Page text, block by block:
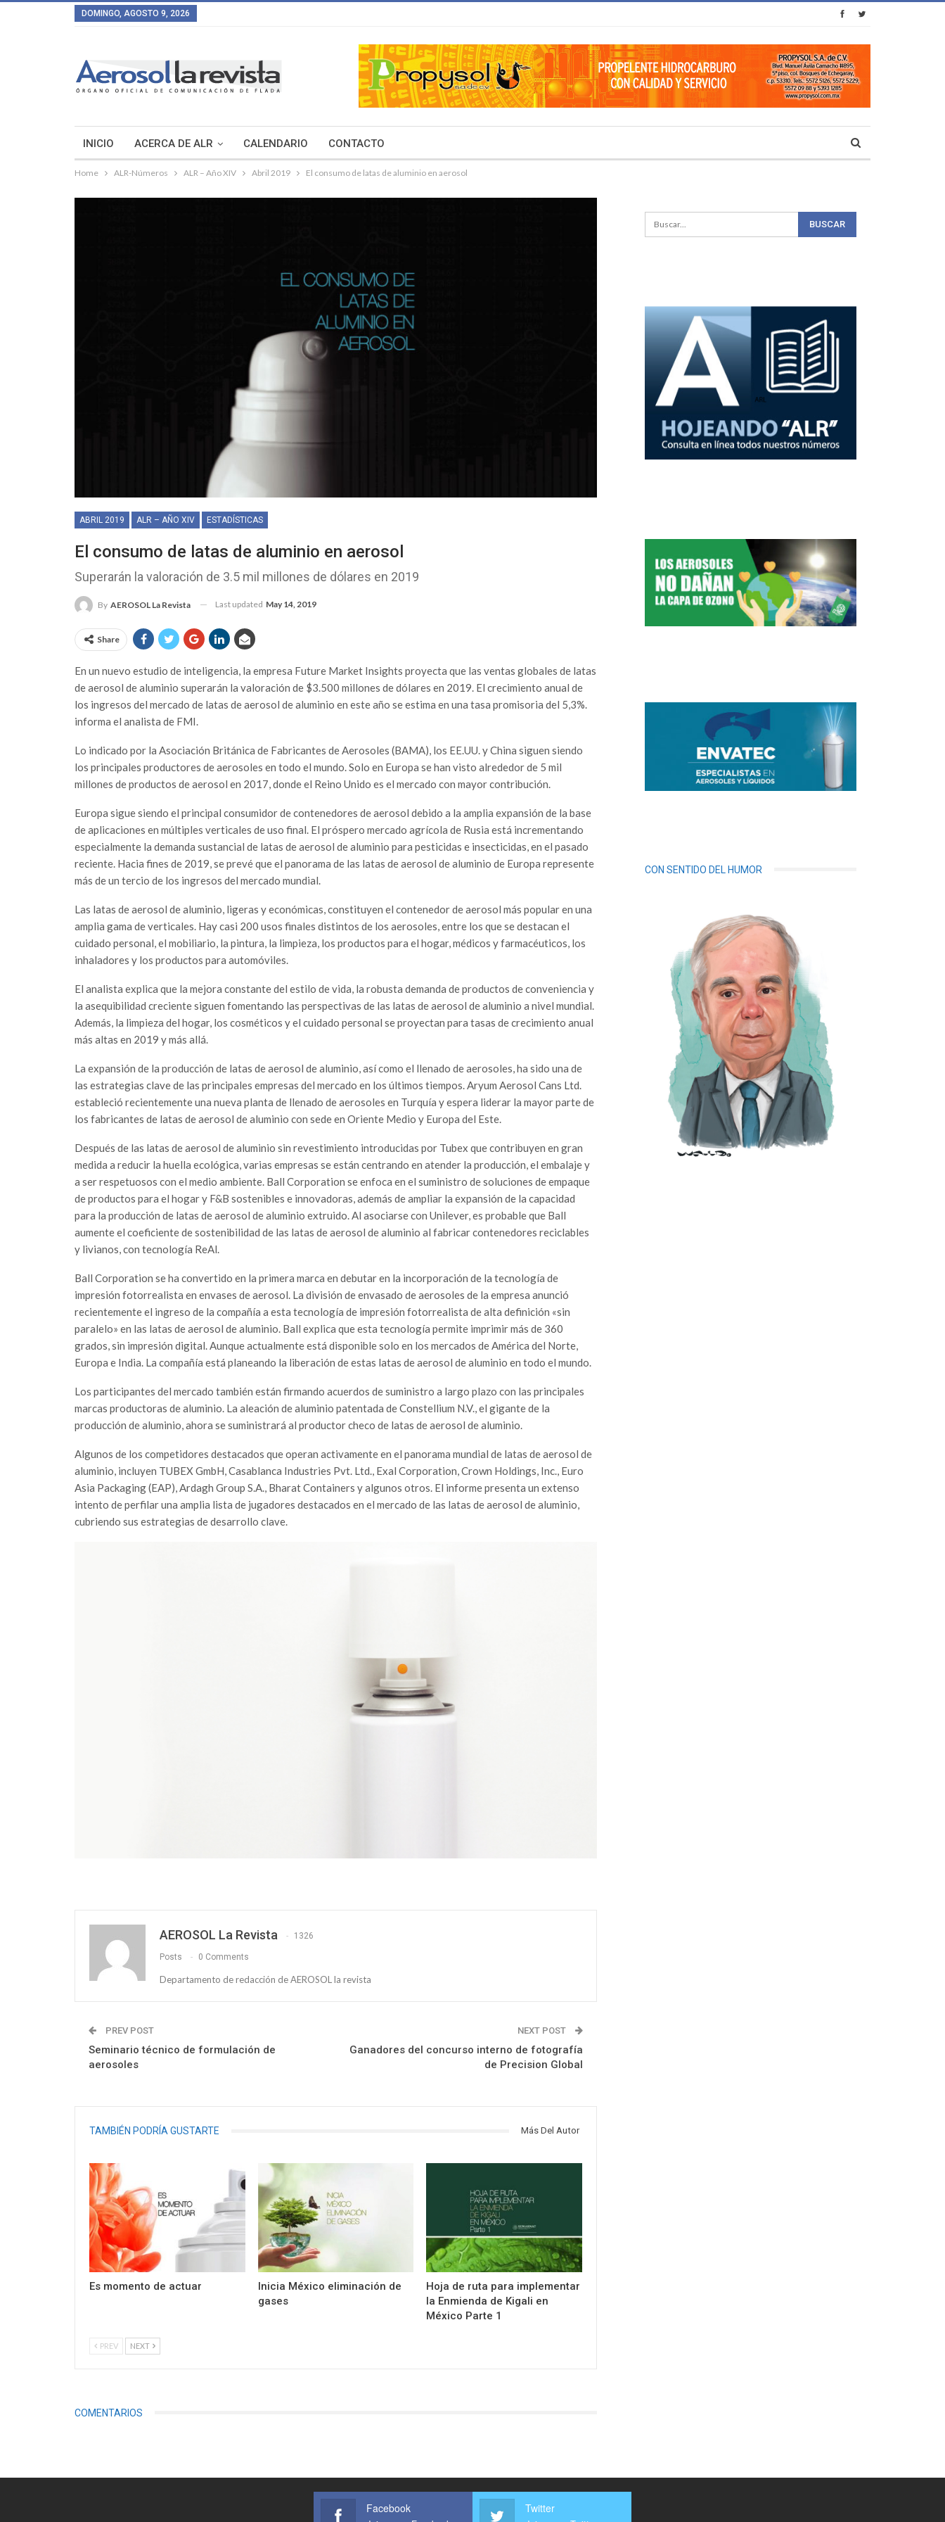
DOMINGO, AGOSTO 9, 2026
INICIO ACERCA DE ALR CALENDARIO CONTACTO
Home ALR-Números ALR – Año XIV Abril 2019 El consumo de latas de aluminio en aerosol
ABRIL 2019 ALR – AÑO XIV ESTADÍSTICAS
El consumo de latas de aluminio en aerosol
Superarán la valoración de 3.5 mil millones de dólares en 2019
By AEROSOL La Revista Last updated May 14, 2019
Share
En un nuevo estudio de inteligencia, la empresa Future Market Insights proyecta que las ventas globales de latas
de aerosol de aluminio superarán la valoración de $3.500 millones de dólares en 2019. El crecimiento anual de
los ingresos del mercado de latas de aerosol de aluminio en este año se estima en una tasa promisoria del 5,3%.
informa el analista de FMI.
Lo indicado por la Asociación Británica de Fabricantes de Aerosoles (BAMA), los EE.UU. y China siguen siendo
los principales productores de aerosoles en todo el mundo. Solo en Europa se han visto alrededor de 5 mil
millones de productos de aerosol en 2017, donde el Reino Unido es el mercado con mayor contribución.
Europa sigue siendo el principal consumidor de contenedores de aerosol debido a la amplia expansión de la base
de aplicaciones en múltiples verticales de uso final. El próspero mercado agrícola de Rusia está incrementando
especialmente la demanda sustancial de latas de aerosol de aluminio para pesticidas e insecticidas, en el pasado
reciente. Hacia fines de 2019, se prevé que el panorama de las latas de aerosol de aluminio de Europa represente
más de un tercio de los ingresos del mercado mundial.
Las latas de aerosol de aluminio, ligeras y económicas, constituyen el contenedor de aerosol más popular en una
amplia gama de verticales. Hay casi 200 usos finales distintos de los aerosoles, entre los que se destacan el
cuidado personal, el mobiliario, la pintura, la limpieza, los productos para el hogar, médicos y farmacéuticos, los
inhaladores y los productos para automóviles.
El analista explica que la mejora constante del estilo de vida, la robusta demanda de productos de conveniencia y
la asequibilidad creciente siguen fomentando las perspectivas de las latas de aerosol de aluminio a nivel mundial.
Además, la limpieza del hogar, los cosméticos y el cuidado personal se proyectan para tasas de crecimiento anual
más altas en 2019 y más allá.
La expansión de la producción de latas de aerosol de aluminio, así como el llenado de aerosoles, ha sido una de
las estrategias clave de las principales empresas del mercado en los últimos tiempos. Aryum Aerosol Cans Ltd.
estableció recientemente una nueva planta de llenado de aerosoles en Turquía y espera liderar la mayor parte de
los fabricantes de latas de aerosol de aluminio con sede en Oriente Medio y Europa del Este.
Después de las latas de aerosol de aluminio sin revestimiento introducidas por Tubex que contribuyen en gran
medida a reducir la huella ecológica, varias empresas se están centrando en atender la producción, el embalaje y
a ser respetuosos con el medio ambiente. Ball Corporation se enfoca en el suministro de soluciones de empaque
de productos para el hogar y F&B sostenibles e innovadoras, además de ampliar la expansión de la capacidad
para la producción de latas de aerosol de aluminio extruido. Al asociarse con Unilever, es probable que Ball
aumente el coeficiente de sostenibilidad de las latas de aerosol de aluminio al fabricar contenedores reciclables
y livianos, con tecnología ReAl.
Ball Corporation se ha convertido en la primera marca en debutar en la incorporación de la tecnología de
impresión fotorrealista en envases de aerosol. La división de envasado de aerosoles de la empresa anunció
recientemente el ingreso de la compañía a esta tecnología de impresión fotorrealista de alta definición «sin
paralelo» en las latas de aerosol de aluminio. Ball explica que esta tecnología permite imprimir más de 360
grados, sin impresión digital. Aunque actualmente está disponible solo en los mercados de América del Norte,
Europa e India. La compañía está planeando la liberación de estas latas de aerosol de aluminio en todo el mundo.
Los participantes del mercado también están firmando acuerdos de suministro a largo plazo con las principales
marcas productoras de aluminio. La aleación de aluminio patentada de Constellium N.V., el gigante de la
producción de aluminio, ahora se suministrará al productor checo de latas de aerosol de aluminio.
Algunos de los competidores destacados que operan activamente en el panorama mundial de latas de aerosol de
aluminio, incluyen TUBEX GmbH, Casablanca Industries Pvt. Ltd., Exal Corporation, Crown Holdings, Inc., Euro
Asia Packaging (EAP), Ardagh Group S.A., Bharat Containers y algunos otros. El informe presenta un extenso
intento de perfilar una amplia lista de jugadores destacados en el mercado de las latas de aerosol de aluminio,
cubriendo sus estrategias de desarrollo clave.
AEROSOL La Revista 1326
Posts 0 Comments
Departamento de redacción de AEROSOL la revista
PREV POST
Seminario técnico de formulación de
aerosoles
NEXT POST
Ganadores del concurso interno de fotografía
de Precision Global
TAMBIÉN PODRÍA GUSTARTE Más Del Autor
Es momento de actuar
Inicia México eliminación de
gases
Hoja de ruta para implementar
la Enmienda de Kigali en
México Parte 1
PREV NEXT
COMENTARIOS
CON SENTIDO DEL HUMOR
Facebook Twitter